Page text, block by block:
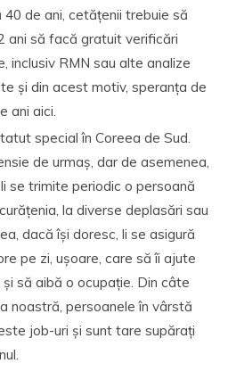
40 de ani, cetățenii trebuie să
ani să facă gratuit verificări
inclusiv RMN sau alte analize
și din acest motiv, speranța de
ani aici.
special în Coreea de Sud.
de urmaș, dar de asemenea,
se trimite periodic o persoană
la diverse deplasări sau
dacă își doresc, li se asigură
pe zi, ușoare, care să îi ajute
să aibă o ocupație. Din câte
noastră, persoanele în vârstă
job-uri și sunt tare supărați